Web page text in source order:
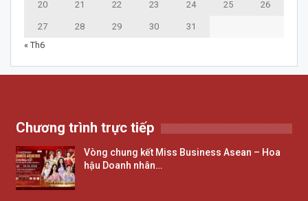
20 21 22 23 24 25 26
27 28 29 30
31
« Th6
Chương trình trực tiếp
Vòng chung kết Miss Business Asean – Hoa
hậu Doanh nhân…